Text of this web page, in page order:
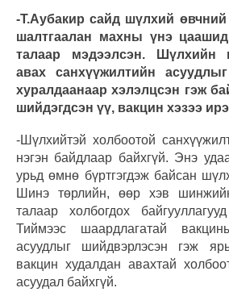
-Т.Аубакир сайд шүлхий
шалтгаалан махны үнэ
талаар мэдээлсэн. Шүлхийн
авах санхүүжилтийн
хуралдаанаар хэлэлцсэн гэж
шийдэгдсэн үү, вакцин хэзээ
-Шүлхийтэй холбоотой
нэгэн байдлаар байхгүй. Энэ
урьд өмнө бүртгэгдэж байсан
Шинэ төрлийн, өөр хэв
талаар холбогдох
Тиймээс шаардлагатай
асуудлыг шийдвэрлэсэн гэж
вакцин худалдан авахтай
асуудал байхгүй.